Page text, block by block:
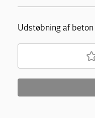
Udstøbning af beton